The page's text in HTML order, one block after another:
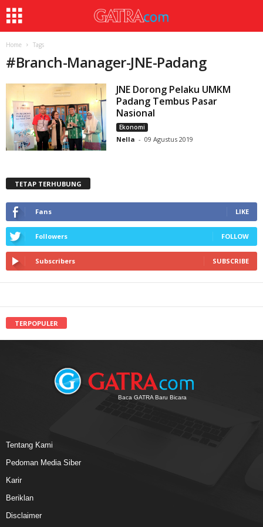
Home Tags
#Branch-Manager-JNE-Padang
JNE Dorong Pelaku UMKM
Padang Tembus Pasar
Nasional
Ekonomi
Nella - 09 Agustus 2019
TETAP TERHUBUNG
Fans LIKE
Followers FOLLOW
Subscribers SUBSCRIBE
TERPOPULER
Baca GATRA Baru Bicara
Tentang Kami
Pedoman Media Siber
Karir
Beriklan
Disclaimer